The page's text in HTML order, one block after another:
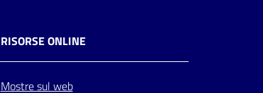
RISORSE ONLINE
Mostre sul web